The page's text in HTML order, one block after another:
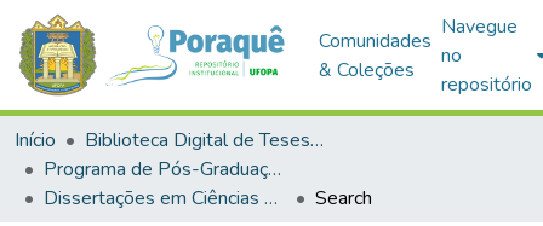
Comunidades
& Coleções
Navegue
no
repositório
Início
Biblioteca Digital de Teses e Dissertações (BDTD)
Programa de Pós-Graduação em Ciências da Sociedade (PPGCS)
Dissertações em Ciências da Sociedade (Mestrado)
Search